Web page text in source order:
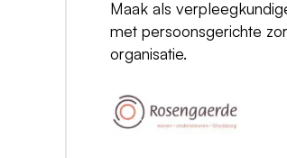
Maak als
met persoonsgerichte
organisatie.